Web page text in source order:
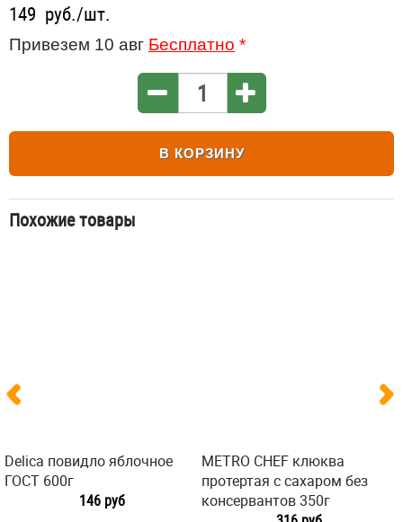
149 руб./шт.
Привезем 10 авг Бесплатно *
В КОРЗИНУ
Похожие товары
Delica повидло яблочное
ГОСТ 600г
146 руб
METRO CHEF клюква
протертая с сахаром без
консервантов 350г